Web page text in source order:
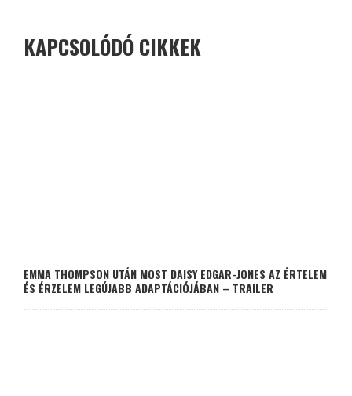
KAPCSOLÓDÓ CIKKEK
EMMA THOMPSON UTÁN MOST DAISY EDGAR-JONES AZ ÉRTELEM
ÉS ÉRZELEM LEGÚJABB ADAPTÁCIÓJÁBAN – TRAILER